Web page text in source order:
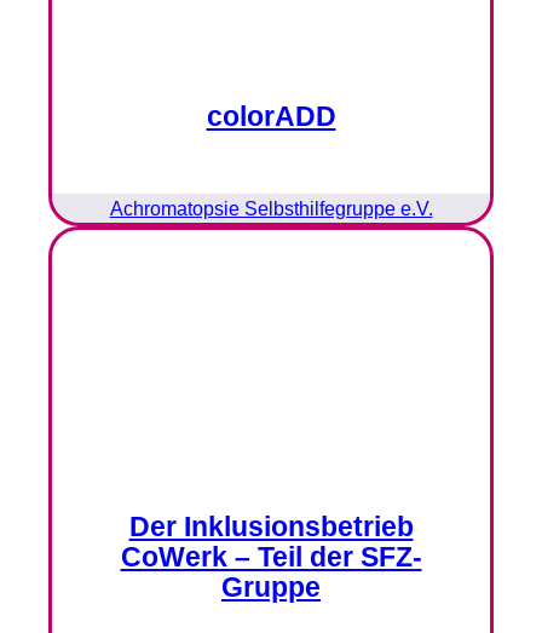
colorADD
Achromatopsie Selbsthilfegruppe e.V.
Der Inklusionsbetrieb
CoWerk – Teil der SFZ-
Gruppe